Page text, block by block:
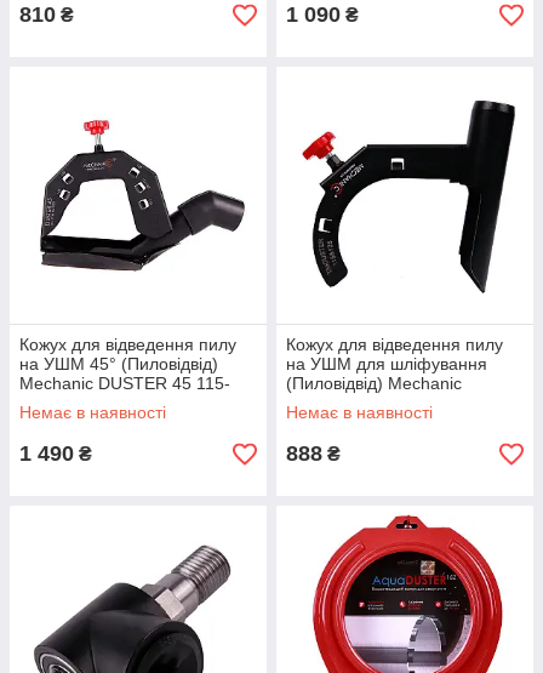
810 ₴ 1 090 ₴
Кожух для відведення пилу
на УШМ 45° (Пиловідвід)
Mechanic DUSTER 45 115-
125
Немає в наявності
1 490 ₴
Кожух для відведення пилу
на УШМ для шліфування
(Пиловідвід) Mechanic
AIRDUSTER 115-125
Немає в наявності
888 ₴